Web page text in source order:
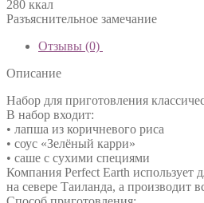
280 ккал
Разъяснительное замечание
Отзывы (0)
Описание
Набор для приготовления
В набор входит:
• лапша из коричневого риса
• соус «Зелёный карри»
• саше с сухими специями
Компания Perfect Earth
на севере Таиланда, а производит